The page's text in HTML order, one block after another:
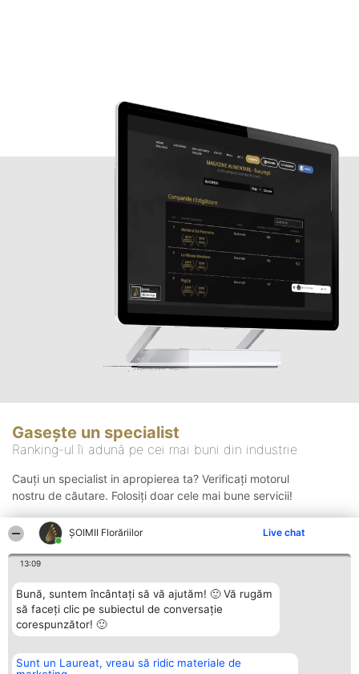
ȘOIMII Florăriilor Live chat
13:09
Bună, suntem încântați să vă ajutăm! 🙂 Vă rugăm
să faceți clic pe subiectul de conversație
corespunzător! 🙂
Sunt un Laureat, vreau să ridic materiale de
Gasește un specialist
Ranking-ul îi adună pe cei mai buni din industrie
Cauți un specialist in apropierea ta? Verificați motorul
nostru de căutare. Folosiți doar cele mai bune servicii!
Organizator Ranking Plebiscyt Contact